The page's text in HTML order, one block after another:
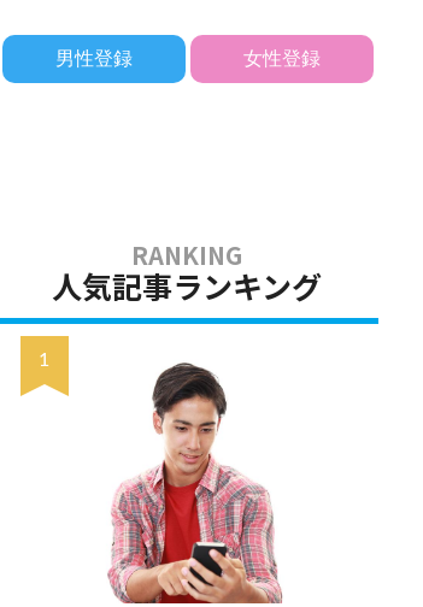
男性登録 女性登録
人気記事ランキング